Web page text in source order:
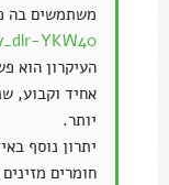
משתמשים בה
YKW40
העיקרון הוא
אחיד וקבוע,
יותר.
יתרון נוסף
חומרים